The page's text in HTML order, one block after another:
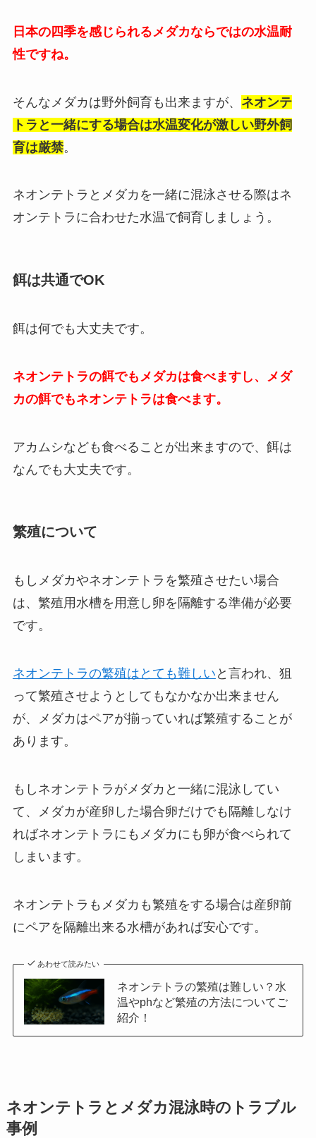
日本の四季を感じられるメダカならではの水温耐
性ですね。
そんなメダカは野外飼育も出来ますが、 ネオンテ
トラと一緒にする場合は水温変化が激しい野外飼
育は厳禁。
ネオンテトラとメダカを一緒に混泳させる際はネ
オンテトラに合わせた水温で飼育しましょう。
餌は共通でOK
餌は何でも大丈夫です。
ネオンテトラの餌でもメダカは食べますし、メダ
カの餌でもネオンテトラは食べます。
アカムシなども食べることが出来ますので、餌は
なんでも大丈夫です。
繁殖について
もしメダカやネオンテトラを繁殖させたい場合
は、繁殖用水槽を用意し卵を隔離する準備が必要
です。
ネオンテトラの繁殖はとても難しい と言われ、狙
って繁殖させようとしてもなかなか出来ません
が、メダカはペアが揃っていれば繁殖することが
あります。
もしネオンテトラがメダカと一緒に混泳してい
て、メダカが産卵した場合卵だけでも隔離しなけ
ればネオンテトラにもメダカにも卵が食べられて
しまいます。
ネオンテトラもメダカも繁殖をする場合は産卵前
にペアを隔離出来る水槽があれば安心です。
あわせて読みたい
ネオンテトラの繁殖は難しい？水
温やphなど繁殖の方法についてご
紹介！
ネオンテトラとメダカ混泳時のトラブル
事例